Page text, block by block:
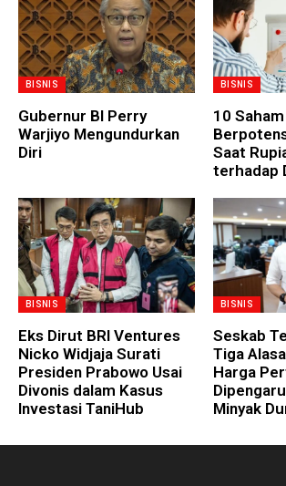
BISNIS
Gubernur BI Perry
Warjiyo Mengundurkan
Diri
BISNIS
10
Saat
terhadap
BISNIS
Eks Dirut BRI Ventures
Nicko Widjaja Surati
Presiden Prabowo Usai
Divonis dalam Kasus
Investasi TaniHub
BISNIS
Seskab
Tiga
Harga
Minyak